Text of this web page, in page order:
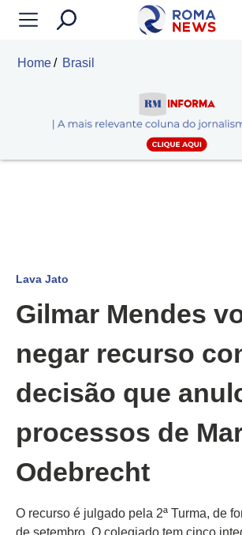
Home Brasil
Lava Jato
Gilmar Mendes
negar recurso
decisão que
processos de
Odebrecht
O recurso é julgado pela 2ª Turma, de